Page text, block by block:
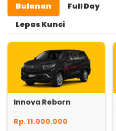
Bulanan Full Day
Lepas Kunci
Innova Reborn
Rp. 11.000.000